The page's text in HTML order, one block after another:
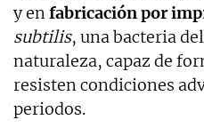
y enfabricación por
subtilis, una bacteria
naturaleza, capaz de
resisten condiciones
periodos.